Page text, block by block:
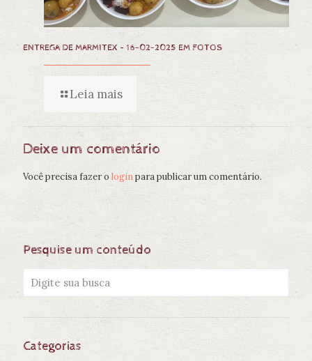
ENTREGA DE MARMITEX – 16-02-2025 EM FOTOS
Leia mais
Deixe um comentário
Você precisa fazer o loginpara publicar um comentário.
Pesquise um conteúdo
Categorias